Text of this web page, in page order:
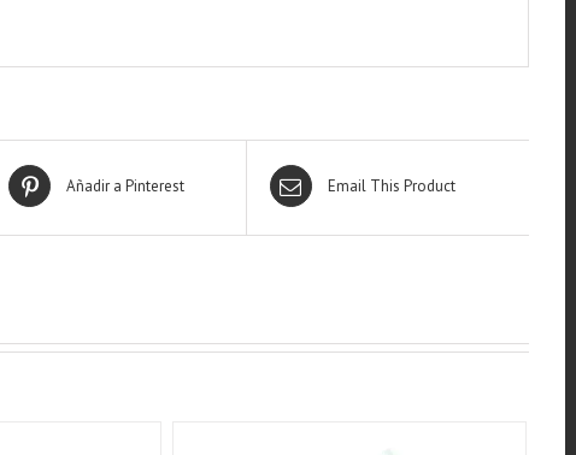
Añadir a Pinterest Email This Product